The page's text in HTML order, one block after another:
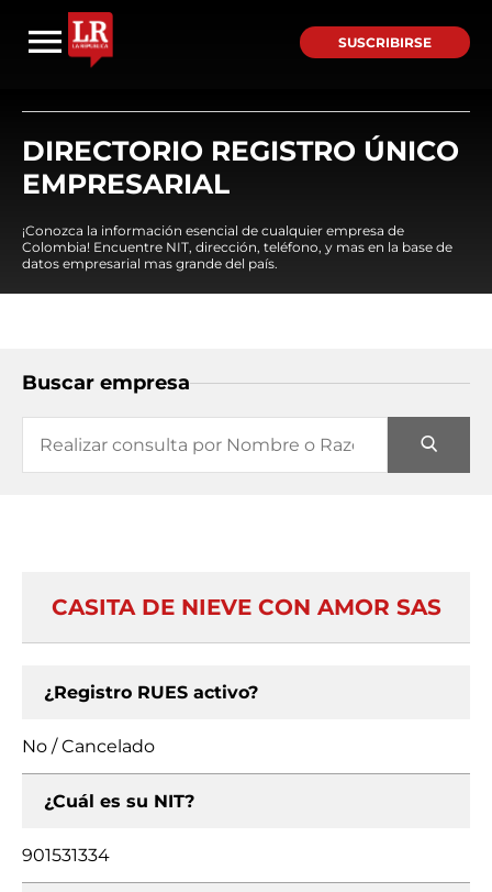
SUSCRIBIRSE
DIRECTORIO REGISTRO ÚNICO
EMPRESARIAL
¡Conozca la información esencial de cualquier empresa de
Colombia! Encuentre NIT, dirección, teléfono, y mas en la base de
datos empresarial mas grande del país.
Buscar empresa
CASITA DE NIEVE CON AMOR SAS
¿Registro RUES activo?
No / Cancelado
¿Cuál es su NIT?
901531334